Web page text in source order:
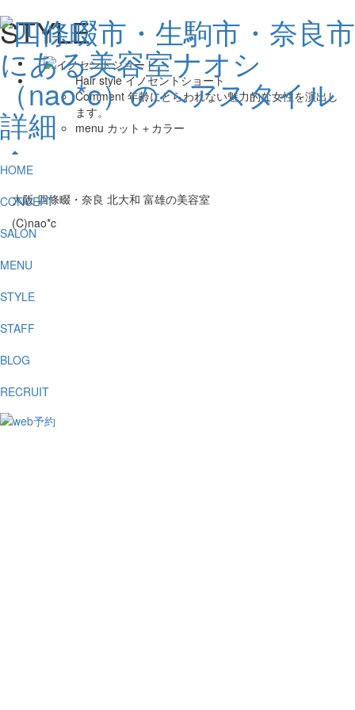
HOME
CONCEPT
SALON
MENU
STYLE
STAFF
BLOG
RECRUIT
STYLE
Hair style イノセントショート
Comment 年齢にとらわれない魅力的な女性を演出し
ます。
menu カット＋カラー
大阪 四條畷・奈良 北大和 富雄の美容室
(C)nao*c